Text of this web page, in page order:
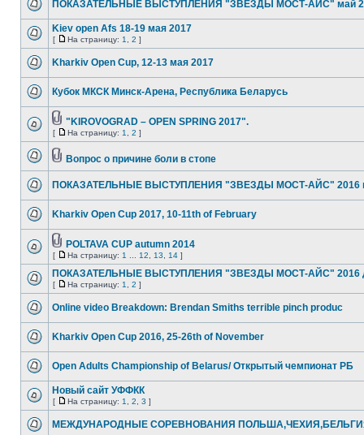
ПОКАЗАТЕЛЬНЫЕ ВЫСТУПЛЕНИЯ "ЗВЕЗДЫ МОСТ-АЙС" май
Kiev open Afs 18-19 мая 2017
[ На страницу: 1 2 ]
Kharkiv Open Cup, 12-13 мая 2017
Кубок МКСК Минск-Арена, Республика Беларусь
"KIROVOGRAD – OPEN SPRING 2017".
[ На страницу: 1 2 ]
Вопрос о причине боли в стопе
ПОКАЗАТЕЛЬНЫЕ ВЫСТУПЛЕНИЯ "ЗВЕЗДЫ МОСТ-АЙС" 2016
Kharkiv Open Cup 2017, 10-11th of February
POLTAVA CUP autumn 2014
[ На страницу: 1 12 13 14 ]
ПОКАЗАТЕЛЬНЫЕ ВЫСТУПЛЕНИЯ "ЗВЕЗДЫ МОСТ-АЙС" 2016
[ На страницу: 1 2 ]
Online video Breakdown: Brendan Smiths terrible pinch produc
Kharkiv Open Cup 2016, 25-26th of November
Open Adults Championship of Belarus/ Открытый чемпионат РБ
Новый сайт УФФКК
[ На страницу: 1 2 3 ]
МЕЖДУНАРОДНЫЕ СОРЕВНОВАНИЯ